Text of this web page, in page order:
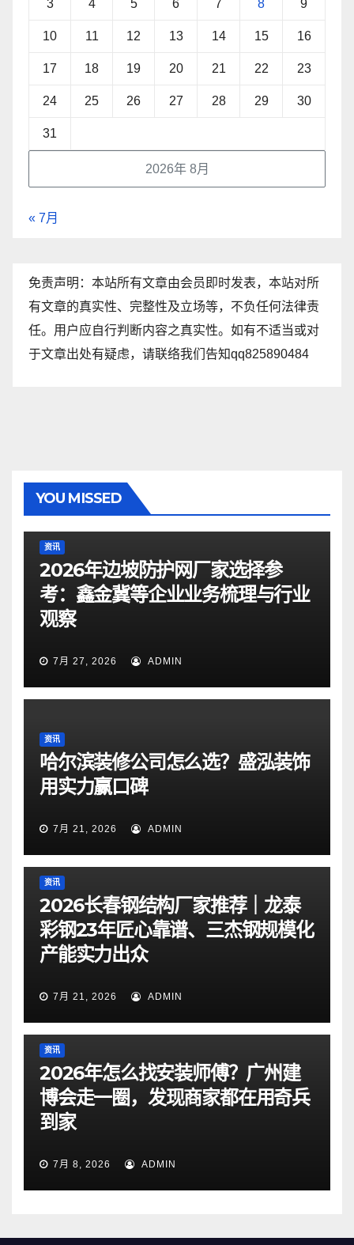
2026年 8月
3 4 5 6 7 8 9
10 11 12 13 14 15 16
17 18 19 20 21 22 23
24 25 26 27 28 29 30
31
« 7月
免责声明：本站所有文章由会员即时发表，本站对所
有文章的真实性、完整性及立场等，不负任何法律责
任。用户应自行判断内容之真实性。如有不适当或对
于文章出处有疑虑，请联络我们告知qq825890484
YOU MISSED
资讯
2026年边坡防护网厂家选择参
考：鑫金冀等企业业务梳理与行业
观察
7月 27, 2026 ADMIN
资讯
哈尔滨装修公司怎么选？盛泓装饰
用实力赢口碑
7月 21, 2026 ADMIN
资讯
2026长春钢结构厂家推荐｜龙泰
彩钢23年匠心靠谱、三杰钢规模化
产能实力出众
7月 21, 2026 ADMIN
资讯
2026年怎么找安装师傅？广州建
博会走一圈，发现商家都在用奇兵
到家
7月 8, 2026 ADMIN